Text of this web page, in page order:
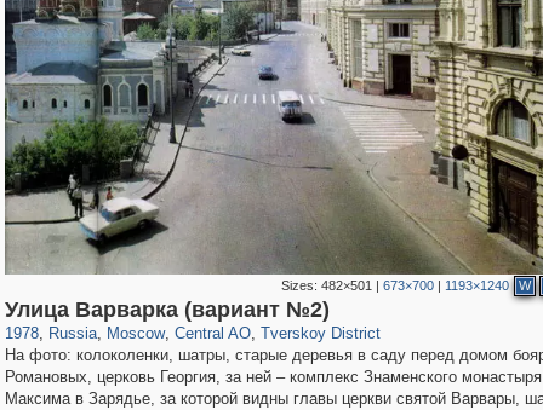
Sizes: 482×501 | 673×700| 1193×1240 W
Улица Варварка (вариант №2)
1978, Russia
1,407,714 29,262
, Moscow
319,968 8,295
, Central AO
160,055 5,920
, Tverskoy District
53,064 2,283
На фото: колоколенки, шатры, старые деревья в саду перед домом
Романовых, церковь Георгия, за ней – комплекс Знаменского
Максима в Зарядье, за которой видны главы церкви святой Варвары,